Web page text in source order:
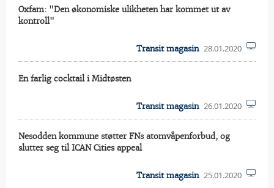
Oxfam: "Den økonomiske ulikheten har kommet ut av
kontroll"
Transit magasin 28.01.2020
En farlig cocktail i Midtøsten
Transit magasin 26.01.2020
Nesodden kommune støtter FNs atomvåpenforbud, og
slutter seg til ICAN Cities appeal
Transit magasin 25.01.2020